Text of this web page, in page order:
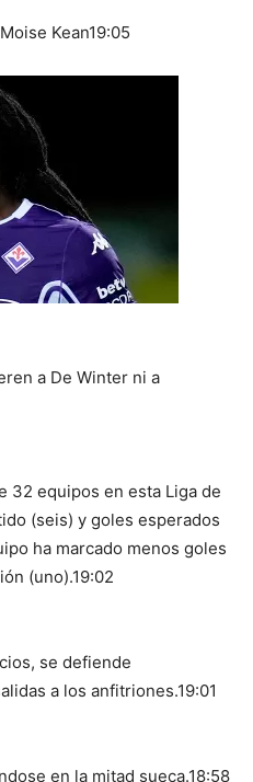
Kean19:05
a De Winter ni a
32 equipos en esta Liga de
(seis) y goles esperados
ha marcado menos goles
(uno).19:02
se defiende
a los anfitriones.19:01
en la mitad sueca.18:58